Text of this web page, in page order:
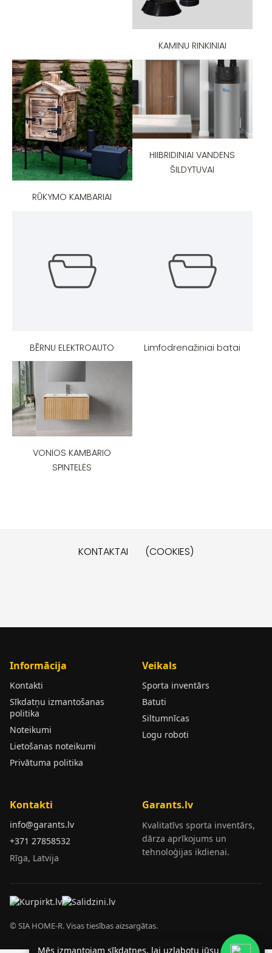
KAMINU RINKINIAI
RŪKYMO KAMBARIAI
HIIBRIDINIAI VANDENS
ŠILDYTUVAI
BĒRNU ELEKTROAUTO Limfodrenažiniai batai
VONIOS KAMBARIO
SPINTELĖS
KONTAKTAI (COOKIES)
Informācija
Kontakti
Sīkdatņu izmantošanas
politika
Noteikumi
Lietošanas noteikumi
Privātuma politika
Veikals
Sporta inventārs
Batuti
Siltumnīcas
Logu roboti
Kontakti
info@garants.lv
+371 27858532
Rīga, Latvija
Garants.lv
Kvalitatīvs sporta inventārs,
dārza aprīkojums un
tehnoloģijas ikdienai.
© SIA HOME-R. Visas tiesības aizsargātas.
Mēs izmantojam sīkdatnes, lai uzlabotu jūsu